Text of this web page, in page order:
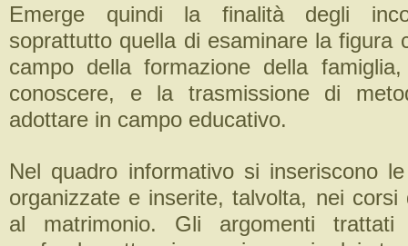
Emerge quindi la finalità degli
soprattutto quella di esaminare la figura
campo della formazione della
conoscere, e la trasmissione di
adottare in campo educativo.
Nel quadro informativo si inseriscono
organizzate e inserite, talvolta, nei corsi
al matrimonio. Gli argomenti trattati